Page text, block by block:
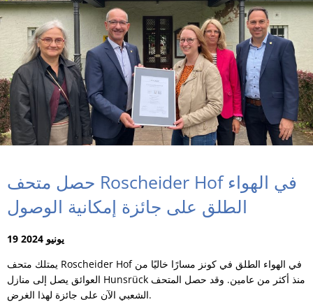
حصل متحف Roscheider Hof في الهواء
الطلق على جائزة إمكانية الوصول
19 يونيو 2024
يمتلك متحف Roscheider Hof في الهواء الطلق في كونز مسارًا خاليًا من
العوائق يصل إلى منازل Hunsrück منذ أكثر من عامين. وقد حصل المتحف
الشعبي الآن على جائزة لهذا الغرض.